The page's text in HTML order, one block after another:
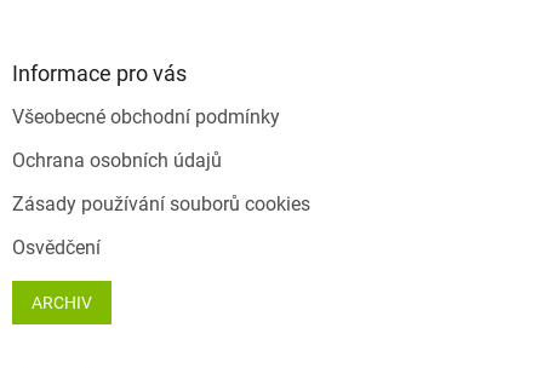
Informace pro vás
Všeobecné obchodní podmínky
Ochrana osobních údajů
Zásady používání souborů cookies
Osvědčení
ARCHIV